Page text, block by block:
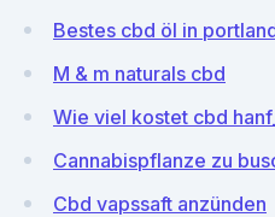
Bestes cbd öl in
M & m naturals cbd
Wie viel kostet cbd
Cannabispflanze zu
Cbd vapssaft anzünden